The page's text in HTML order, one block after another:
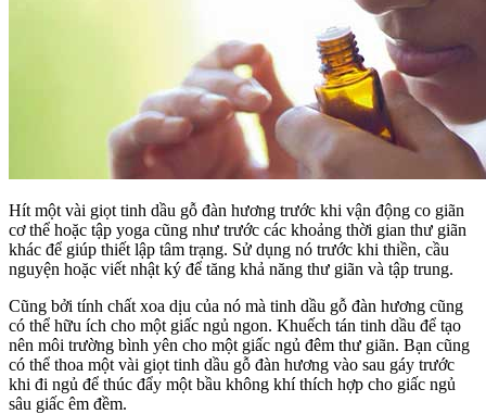
Hít một vài giọt tinh dầu gỗ đàn hương trước khi vận động co giãn
cơ thể hoặc tập yoga cũng như trước các khoảng thời gian thư giãn
khác để giúp thiết lập tâm trạng. Sử dụng nó trước khi thiền, cầu
nguyện hoặc viết nhật ký để tăng khả năng thư giãn và tập trung.
Cũng bởi tính chất xoa dịu của nó mà tinh dầu gỗ đàn hương cũng
có thể hữu ích cho một giấc ngủ ngon. Khuếch tán tinh dầu để tạo
nên môi trường bình yên cho một giấc ngủ đêm thư giãn. Bạn cũng
có thể thoa một vài giọt tinh dầu gỗ đàn hương vào sau gáy trước
khi đi ngủ để thúc đẩy một bầu không khí thích hợp cho giấc ngủ
sâu giấc êm đềm.